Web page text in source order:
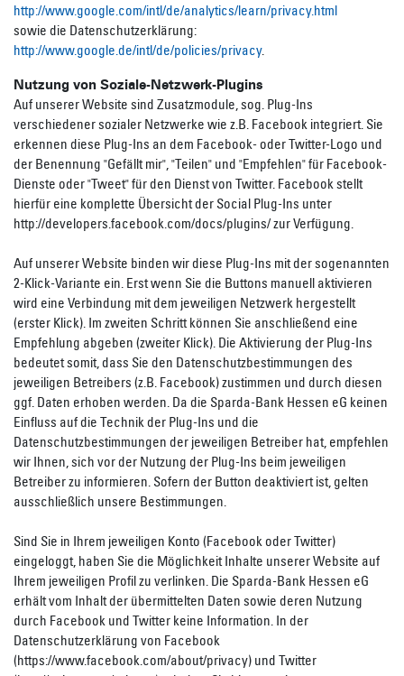
http://www.google.com/intl/de/analytics/learn/privacy.html
sowie die Datenschutzerklärung:
http://www.google.de/intl/de/policies/privacy.
Nutzung von Soziale-Netzwerk-Plugins
Auf unserer Website sind Zusatzmodule, sog. Plug-Ins
verschiedener sozialer Netzwerke wie z.B. Facebook integriert. Sie
erkennen diese Plug-Ins an dem Facebook- oder Twitter-Logo und
der Benennung "Gefällt mir", "Teilen" und "Empfehlen" für Facebook-
Dienste oder "Tweet" für den Dienst von Twitter. Facebook stellt
hierfür eine komplette Übersicht der Social Plug-Ins unter
http://developers.facebook.com/docs/plugins/ zur Verfügung.
Auf unserer Website binden wir diese Plug-Ins mit der sogenannten
2-Klick-Variante ein. Erst wenn Sie die Buttons manuell aktivieren
wird eine Verbindung mit dem jeweiligen Netzwerk hergestellt
(erster Klick). Im zweiten Schritt können Sie anschließend eine
Empfehlung abgeben (zweiter Klick). Die Aktivierung der Plug-Ins
bedeutet somit, dass Sie den Datenschutzbestimmungen des
jeweiligen Betreibers (z.B. Facebook) zustimmen und durch diesen
ggf. Daten erhoben werden. Da die Sparda-Bank Hessen eG keinen
Einfluss auf die Technik der Plug-Ins und die
Datenschutzbestimmungen der jeweiligen Betreiber hat, empfehlen
wir Ihnen, sich vor der Nutzung der Plug-Ins beim jeweiligen
Betreiber zu informieren. Sofern der Button deaktiviert ist, gelten
ausschließlich unsere Bestimmungen.
Sind Sie in Ihrem jeweiligen Konto (Facebook oder Twitter)
eingeloggt, haben Sie die Möglichkeit Inhalte unserer Website auf
Ihrem jeweiligen Profil zu verlinken. Die Sparda-Bank Hessen eG
erhält vom Inhalt der übermittelten Daten sowie deren Nutzung
durch Facebook und Twitter keine Information. In der
Datenschutzerklärung von Facebook
(https://www.facebook.com/about/privacy) und Twitter